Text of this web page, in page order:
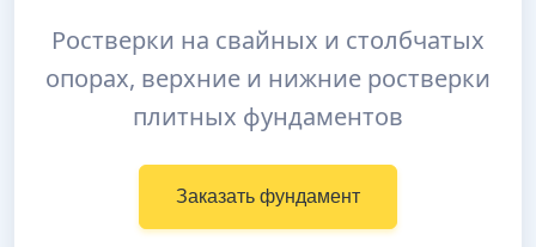
Ростверки на свайных и столбчатых
опорах, верхние и нижние ростверки
плитных фундаментов
Заказать фундамент